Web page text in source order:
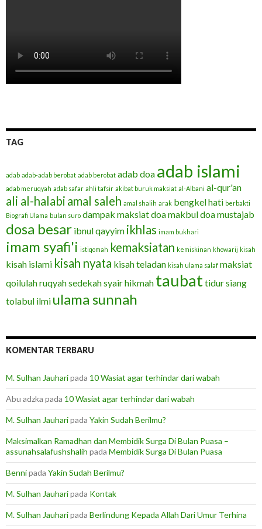
TAG
adab adab-adab berobat adab berobat adab doa adab islami
adab meruqyah adab safar ahli tafsir akibat buruk maksiat al-Albani al-qur'an
ali al-halabi amal saleh amal shalih arak bengkel hati berbakti
Biografi Ulama bulan suro dampak maksiatdoa makbuldoa mustajab
dosa besar ibnul qayyim ikhlas imam bukhari
imam syafi'i istiqomah kemaksiatan kemiskinan khowarij kisah
kisah islami kisah nyata kisah teladan kisah ulama salaf maksiat
qoilulahruqyahsedekahsyair hikmah taubattidur siang
tolabul ilmi ulama sunnah
KOMENTAR TERBARU
M. Sulhan Jauharipada 10 Wasiat agar terhindar dari wabah
Abu adzka pada 10 Wasiat agar terhindar dari wabah
M. Sulhan Jauharipada Yakin Sudah Berilmu?
Maksimalkan Ramadhan dan Membidik Surga Di Bulan Puasa –
assunahsalafushshalih pada Membidik Surga Di Bulan Puasa
Bennipada Yakin Sudah Berilmu?
M. Sulhan Jauharipada Kontak
M. Sulhan Jauharipada Berlindung Kepada Allah Dari Umur Terhina